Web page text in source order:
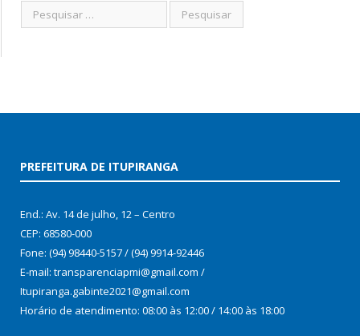
PREFEITURA DE ITUPIRANGA
End.: Av. 14 de julho, 12 – Centro
CEP: 68580-000
Fone: (94) 98440-5157 / (94) 9914-92446
E-mail: transparenciapmi@gmail.com /
Itupiranga.gabinte2021@gmail.com
Horário de atendimento: 08:00 às 12:00 / 14:00 às 18:00